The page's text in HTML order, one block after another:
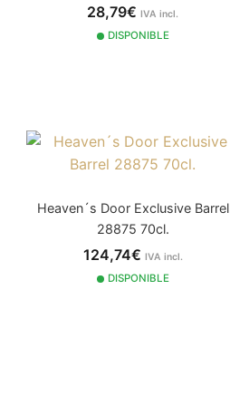
28,79€ IVA incl.
DISPONIBLE
Heaven´s Door Exclusive Barrel
28875 70cl.
124,74€ IVA incl.
DISPONIBLE